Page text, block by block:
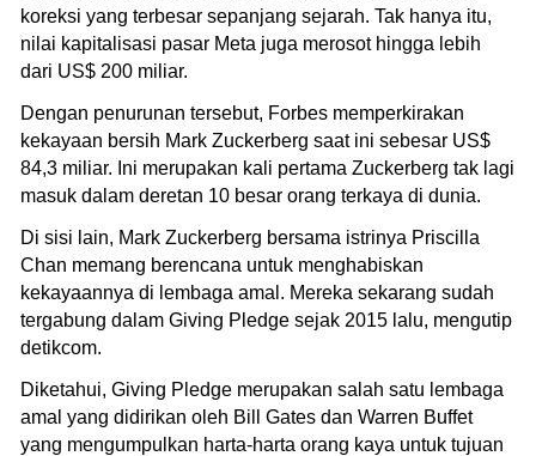
koreksi yang terbesar sepanjang sejarah. Tak hanya itu,
nilai kapitalisasi pasar Meta juga merosot hingga lebih
dari US$ 200 miliar.
Dengan penurunan tersebut, Forbes memperkirakan
kekayaan bersih Mark Zuckerberg saat ini sebesar US$
84,3 miliar. Ini merupakan kali pertama Zuckerberg tak lagi
masuk dalam deretan 10 besar orang terkaya di dunia.
Di sisi lain, Mark Zuckerberg bersama istrinya Priscilla
Chan memang berencana untuk menghabiskan
kekayaannya di lembaga amal. Mereka sekarang sudah
tergabung dalam Giving Pledge sejak 2015 lalu, mengutip
detikcom.
Diketahui, Giving Pledge merupakan salah satu lembaga
amal yang didirikan oleh Bill Gates dan Warren Buffet
yang mengumpulkan harta-harta orang kaya untuk tujuan